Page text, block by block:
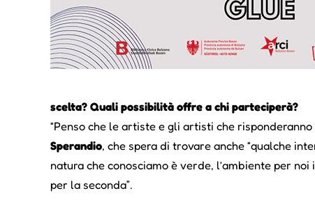
scelta? Quali possibilità offre a chi parteciperà?
“Penso che le artiste e gli artisti che
Sperandio, che spera di trovare anche “qualche
natura che conosciamo è verde, l’ambiente per
per la seconda”.